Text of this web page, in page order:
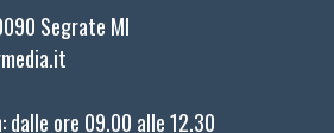
Segrate MI
​dalle ore 09.00 alle 12.30